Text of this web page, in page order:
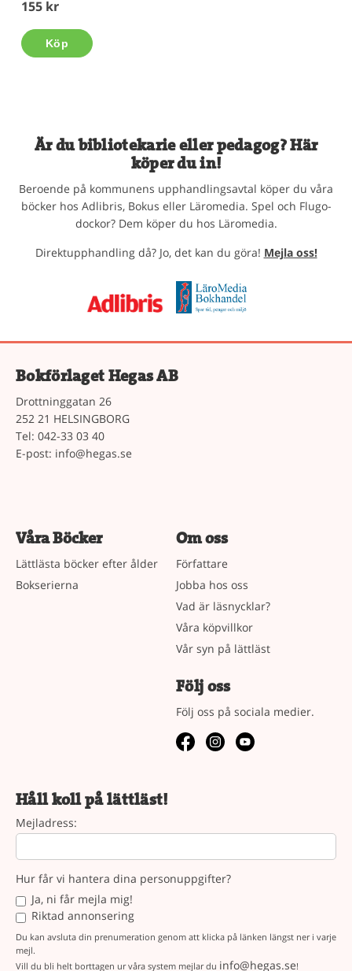
155 kr
Köp
Är du bibliotekarie eller pedagog? Här
köper du in!
Beroende på kommunens upphandlingsavtal köper du våra
böcker hos Adlibris, Bokus eller Läromedia. Spel och Flugo-
dockor? Dem köper du hos Läromedia.
Direktupphandling då? Jo, det kan du göra! Mejla oss!
Bokförlaget Hegas AB
Drottninggatan 26
252 21 HELSINGBORG
Tel: 042-33 03 40
E-post: info@hegas.se
Våra Böcker
Lättlästa böcker efter ålder
Bokserierna
Om oss
Författare
Jobba hos oss
Vad är läsnycklar?
Våra köpvillkor
Vår syn på lättläst
Följ oss
Följ oss på sociala medier.
Håll koll på lättläst!
Mejladress:
Hur får vi hantera dina personuppgifter?
Ja, ni får mejla mig!
Riktad annonsering
Du kan avsluta din prenumeration genom att klicka på länken längst ner i varje
mejl.
Vill du bli helt borttagen ur våra system mejlar du info@hegas.se!